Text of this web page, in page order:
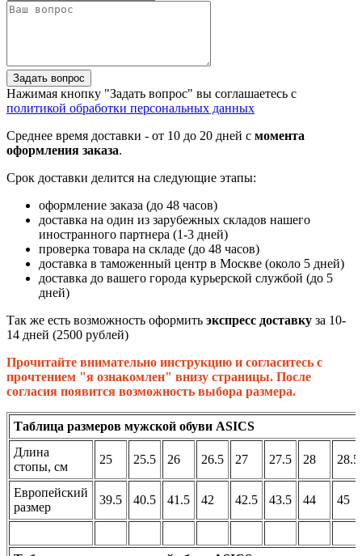
Задать вопрос
Нажимая кнопку "Задать вопрос" вы соглашаетесь с
политикой обработки персональных данных
Среднее время доставки - от 10 до 20 дней с момента
оформления заказа.
Срок доставки делится на следующие этапы:
оформление заказа (до 48 часов)
доставка на один из зарубежных складов нашего
иностранного партнера (1-3 дней)
проверка товара на складе (до 48 часов)
доставка в таможенный центр в Москве (около 5 дней)
доставка до вашего города курьерской службой (до 5
дней)
Так же есть возможность оформить экспресс доставку за 10-
14 дней (2500 рублей)
Прочитайте внимательно инструкцию и согласитесь с
прочтением "я ознакомлен" внизу страницы. После
согласия появится возможность выбора размера.
Таблица размеров мужской обуви ASICS
Длина
стопы, см
25 25.5 26 26.5 27 27.5 28 28.5
Европейский
размер
39.5 40.5 41.5 42 42.5 43.5 44 45